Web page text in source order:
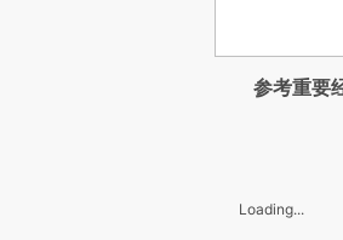
参考重要
Loading...